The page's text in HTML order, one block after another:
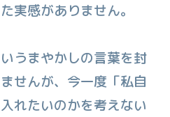
実感がありません。
うまやかしの言葉を封
せんが、今一度「私自
れたいのかを考えない